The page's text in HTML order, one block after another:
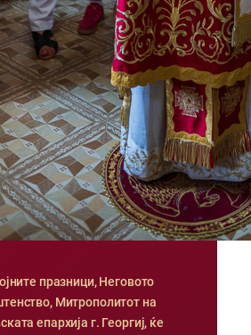
празници, Неговото
Митрополитот на
епархија г. Георгиј, ќе